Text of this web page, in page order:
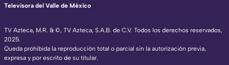
TV Azteca, M.R. & ©, TV Azteca, S.A.B. de C.V. Todos los derechos reservados,
2025.
Queda prohibida la reproducción total o parcial sin la autorización previa,
expresa y por escrito de su titular.
Televisora del Valle de México